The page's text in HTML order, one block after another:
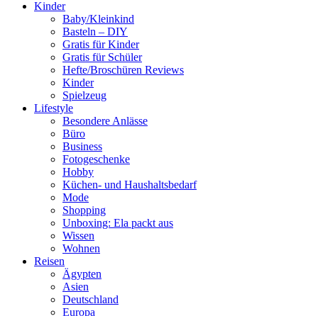
Kinder
Baby/Kleinkind
Basteln – DIY
Gratis für Kinder
Gratis für Schüler
Hefte/Broschüren Reviews
Kinder
Spielzeug
Lifestyle
Besondere Anlässe
Büro
Business
Fotogeschenke
Hobby
Küchen- und Haushaltsbedarf
Mode
Shopping
Unboxing: Ela packt aus
Wissen
Wohnen
Reisen
Ägypten
Asien
Deutschland
Europa